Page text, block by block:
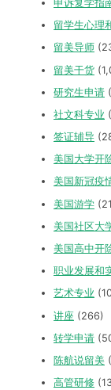
申诉复学指
留学生心理
留美导师
留美干货
研究生申请
社文科专业
签证辅导
美国大学开
美国新冠疫
美国游学
美国社区大
美国高中开
职业发展和
艺术专业
讲座 (266)
转学申请
陈航说留美
高管研修